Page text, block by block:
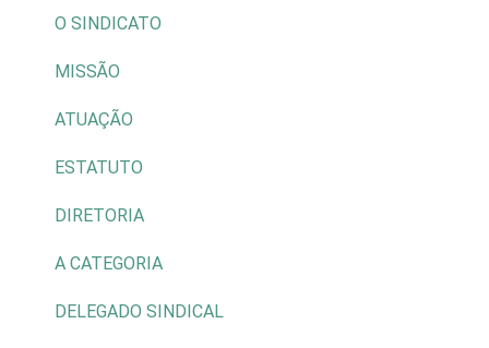
O SINDICATO
MISSÃO
ATUAÇÃO
ESTATUTO
DIRETORIA
A CATEGORIA
DELEGADO SINDICAL